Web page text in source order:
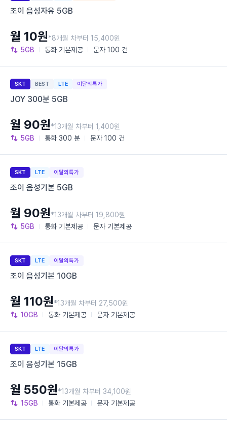
조이 음성자유 5GB
5GB 통화 기본제공 문자 100 건
월 10원*8개월 차부터 15,400원
SKT BEST LTE 이달의특가
JOY 300분 5GB
5GB 통화 300 분 문자 100 건
월 90원*13개월 차부터 1,400원
SKT LTE 이달의특가
조이 음성기본 5GB
5GB 통화 기본제공 문자 기본제공
월 90원*13개월 차부터 19,800원
SKT LTE 이달의특가
조이 음성기본 10GB
10GB 통화 기본제공 문자 기본제공
월 110원*13개월 차부터 27,500원
SKT LTE 이달의특가
조이 음성기본 15GB
15GB 통화 기본제공 문자 기본제공
월 550원*13개월 차부터 34,100원